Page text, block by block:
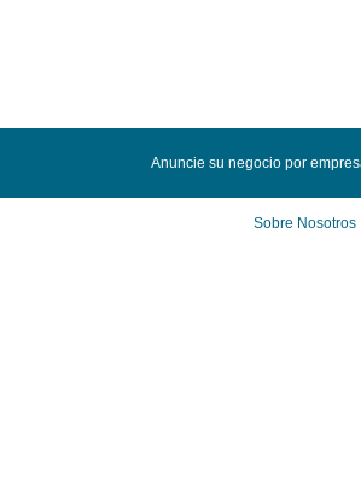
Anuncie su negocio por
Sobre Nosotros